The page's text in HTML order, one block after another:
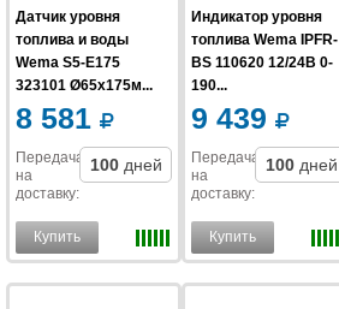
Датчик уровня
топлива и воды
Wema S5-E175
323101 Ø65x175м...
8 581
Передача
на
доставку:
100 дней
Купить
Индикатор уровня
топлива Wema IPFR-
BS 110620 12/24В 0-
190...
9 439
Передача
на
доставку:
100 дней
Купить